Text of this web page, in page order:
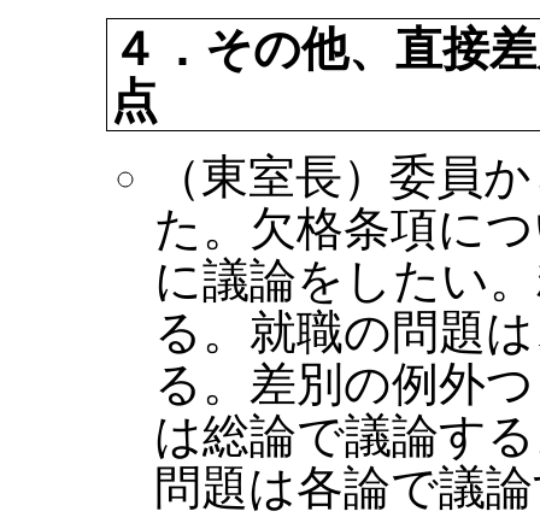
４．その他、直接
点
（東室長）委員
た。欠格条項に
に議論をしたい
る。就職の問題
る。差別の例外
は総論で議論す
問題は各論で議